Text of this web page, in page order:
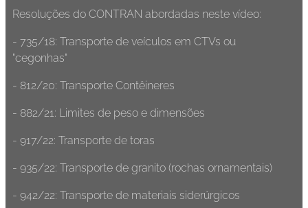
Resoluções do CONTRAN abordadas neste vídeo:
- 735/18: Transporte de veículos em CTVs ou
"cegonhas"
- 812/20: Transporte Contêineres
- 882/21: Limites de peso e dimensões
- 917/22: Transporte de toras
- 935/22: Transporte de granito (rochas ornamentais)
- 942/22: Transporte de materiais siderúrgicos